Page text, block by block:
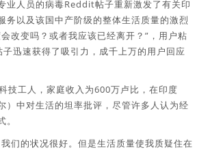
业人员的病毒Reddit帖子重新激发了有关印
务以及该国中产阶级的整体生活质量的激烈
改变吗？或者我应该已经离开？”，用户粘
迅速获得了吸引力，成千上万的用户回应
技工人，家庭收入为600万卢比，在印度
）中对生活的坦率批评，尽管许多人认为经
们的状况很好。但是生活质量使我质疑住在